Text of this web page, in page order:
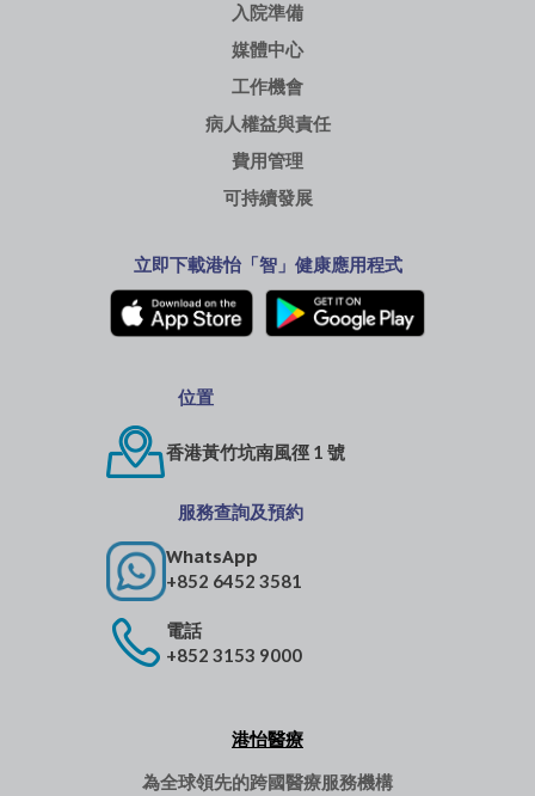
入院準備
媒體中心
工作機會
病人權益與責任
費用管理
可持續發展
立即下載港怡「智」健康應用程式
位置
香港黃竹坑南風徑 1 號
服務查詢及預約
WhatsApp
+852 6452 3581
電話
+852 3153 9000
港怡醫療
為全球領先的跨國醫療服務機構